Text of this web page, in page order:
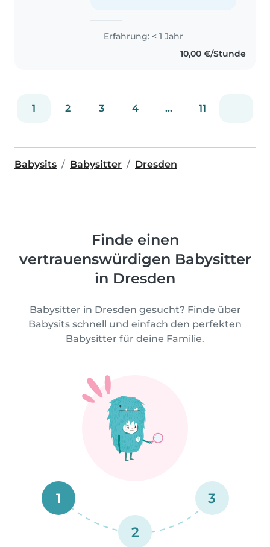
Erfahrung: < 1 Jahr
10,00 €/Stunde
1 2 3 4 ... 11
Babysits Babysitter Dresden
Finde einen
vertrauenswürdigen Babysitter
in Dresden
Babysitter in Dresden gesucht? Finde über
Babysits schnell und einfach den perfekten
Babysitter für deine Familie.
1
2
3